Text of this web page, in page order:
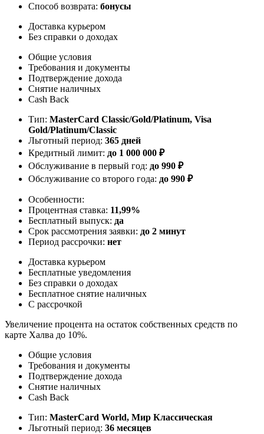
Способ возврата: бонусы
Доставка курьером
Без справки о доходах
Общие условия
Требования и документы
Подтверждение дохода
Снятие наличных
Cash Back
Тип: MasterСard Classic/Gold/Platinum, Visa
Gold/Platinum/Classic
Льготный период: 365 дней
Кредитный лимит: до 1 000 000 ₽
Обслуживание в первый год: до 990 ₽
Обслуживание со второго года: до 990 ₽
Особенности:
Процентная ставка: 11,99%
Бесплатный выпуск: да
Срок рассмотрения заявки: до 2 минут
Период рассрочки: нет
Доставка курьером
Бесплатные уведомления
Без справки о доходах
Бесплатное снятие наличных
С рассрочкой
Увеличение процента на остаток собственных средств по
карте Халва до 10%.
Общие условия
Требования и документы
Подтверждение дохода
Снятие наличных
Cash Back
Тип: MasterСard World, Мир Классическая
Льготный период: 36 месяцев